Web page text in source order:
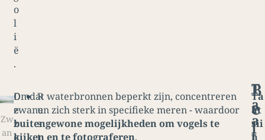
o
l
i
ë
.
Zw
an
D
e
z
e
R
u
s
t
Omdat waterbronnen beperkt zijn, concentreren
zwanen zich sterk in specifieke meren - waardoor
buitengewone mogelijkheden om vogels te
kijken en te fotograferen.
B
e
l
T
a
a
t
Ta
at
sii
n